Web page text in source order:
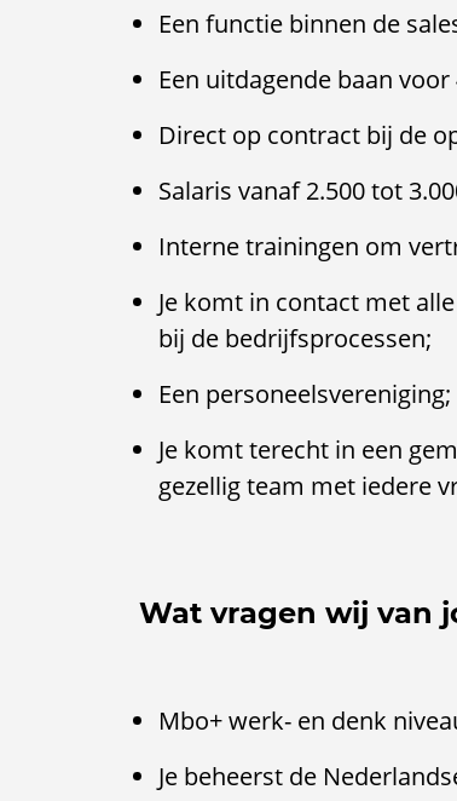
Een functie binnen de
Een uitdagende baan
Direct op contract bij de
Salaris vanaf 2.500 tot
Interne trainingen om
Je komt in contact met
bij de bedrijfsprocessen;
Een personeelsvereniging;
Je komt terecht in een
gezellig team met iedere
Wat vragen wij van
Mbo+ werk- en denk
Je beheerst de